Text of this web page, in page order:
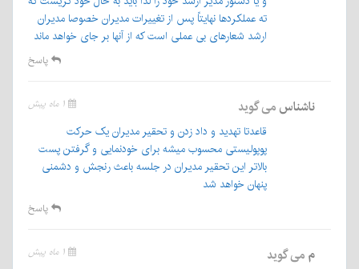
ته عملکردها نهایتاً پس از تغییرات مدیران خصوصا مدیران
ارشد شعارهای بی عملی است که از آنها بر جای خواهد ماند
پاسخ
ناشناس می گوید
قاعدتا تهدید و داد زدن و تحقیر مدیران یک حرکت
پوپولیستی محسوب میشه برای خودنمایی و گرفتن پست
بالاتر این تحقیر مدیران در جلسه باعث رنجش و دشمنی
پنهان خواهد شد
پاسخ
م می گوید